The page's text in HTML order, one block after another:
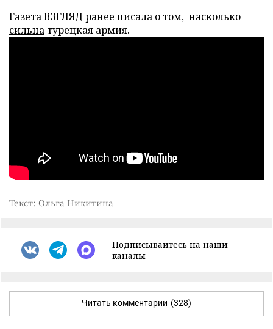
Газета ВЗГЛЯД ранее писала о том, насколько
сильна турецкая армия.
Текст: Ольга Никитина
Подписывайтесь на наши
каналы
Читать комментарии (328)